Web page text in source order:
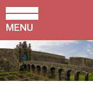
MENU